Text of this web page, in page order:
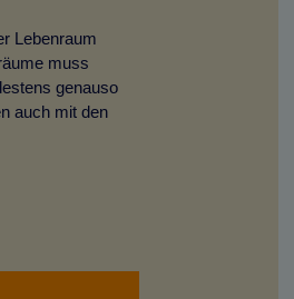
Lebenraum
muss
genauso
auch mit den